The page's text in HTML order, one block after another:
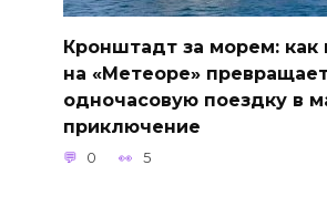
Кронштадт за морем: как
на «Метеоре»
одночасовую поездку в
приключение
0 5